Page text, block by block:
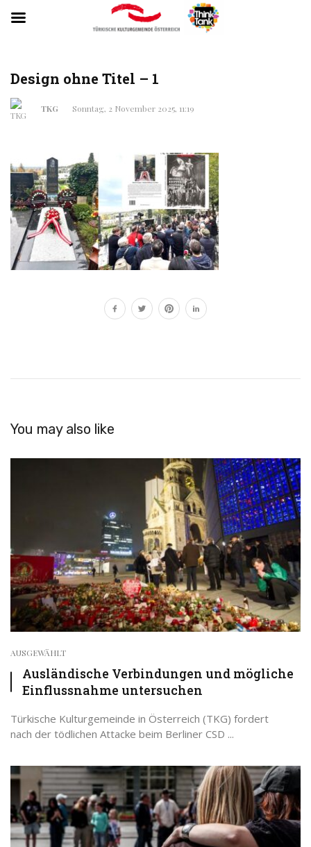
Design ohne Titel – 1
TKG Sonntag, 2 November 2025, 11:19
You may also like
AUSGEWÄHLT
Ausländische Verbindungen und mögliche
Einflussnahme untersuchen
Türkische Kulturgemeinde in Österreich (TKG) fordert
nach der tödlichen Attacke beim Berliner CSD ...